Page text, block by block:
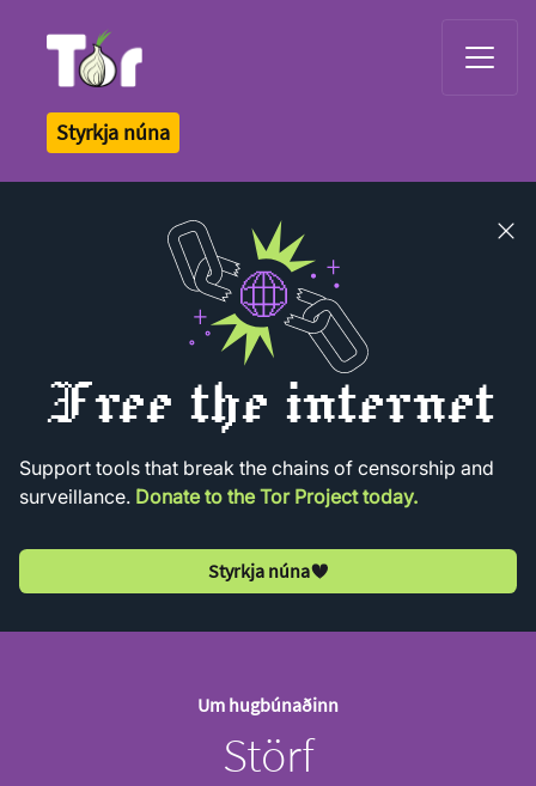
Styrkja núna
Free the internet
Support tools that break the chains of censorship and
surveillance. Donate to the Tor Project today.
Styrkja núna
Um hugbúnaðinn
Störf